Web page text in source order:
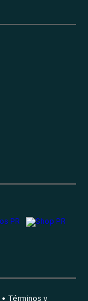
Términos y